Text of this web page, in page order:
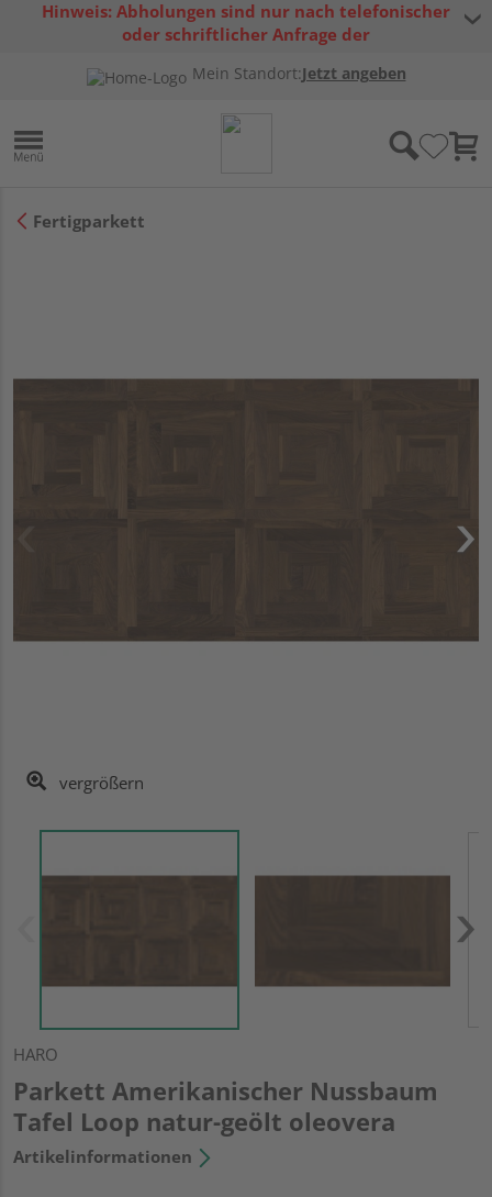
Hinweis: Abholungen sind nur nach telefonischer
oder schriftlicher Anfrage der
Mein Standort:Jetzt angeben
Fertigparkett
vergrößern
HARO
Parkett Amerikanischer Nussbaum
Tafel Loop natur-geölt oleovera
Artikelinformationen